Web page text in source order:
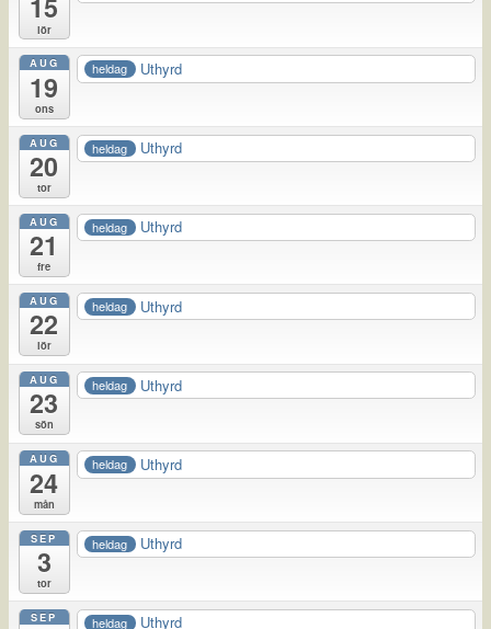
15
lör
AUG
19
ons
heldag Uthyrd
AUG
20
tor
heldag Uthyrd
AUG
21
fre
heldag Uthyrd
AUG
22
lör
heldag Uthyrd
AUG
23
sön
heldag Uthyrd
AUG
24
mån
heldag Uthyrd
SEP
3
tor
heldag Uthyrd
SEP heldag Uthyrd